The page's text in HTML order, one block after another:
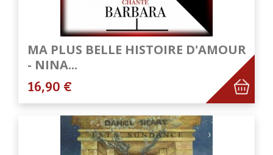
MA PLUS BELLE HISTOIRE D'AMOUR
- NINA...
16,90 €